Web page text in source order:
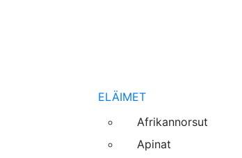
ELÄIMET
Afrikannorsut
Apinat